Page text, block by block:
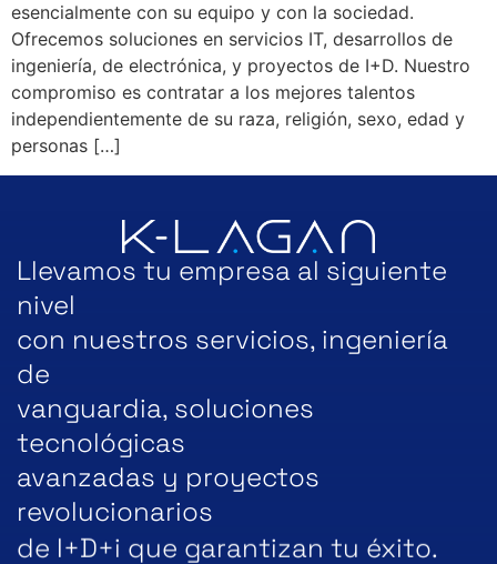
esencialmente con su equipo y con la sociedad.
Ofrecemos soluciones en servicios IT, desarrollos de
ingeniería, de electrónica, y proyectos de I+D. Nuestro
compromiso es contratar a los mejores talentos
independientemente de su raza, religión, sexo, edad y
personas […]
Llevamos tu empresa al siguiente
nivel
con nuestros servicios, ingeniería
de
vanguardia, soluciones
tecnológicas
avanzadas y proyectos
revolucionarios
de I+D+i que garantizan tu éxito.